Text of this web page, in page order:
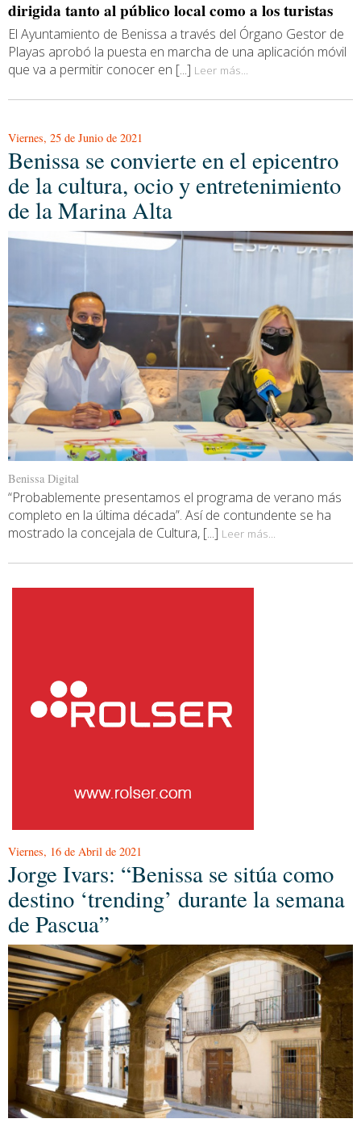
dirigida tanto al público local como a los turistas
El Ayuntamiento de Benissa a través del Órgano Gestor de
Playas aprobó la puesta en marcha de una aplicación móvil
que va a permitir conocer en [...] Leer más...
Viernes, 25 de Junio de 2021
Benissa se convierte en el epicentro
de la cultura, ocio y entretenimiento
de la Marina Alta
Benissa Digital
“Probablemente presentamos el programa de verano más
completo en la última década”. Así de contundente se ha
mostrado la concejala de Cultura, [...] Leer más...
Viernes, 16 de Abril de 2021
Jorge Ivars: “Benissa se sitúa como
destino ‘trending’ durante la semana
de Pascua”